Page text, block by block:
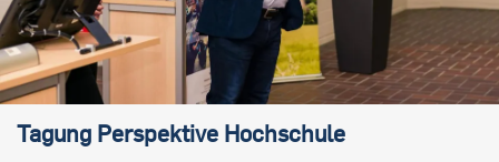
Tagung Perspektive Hochschule